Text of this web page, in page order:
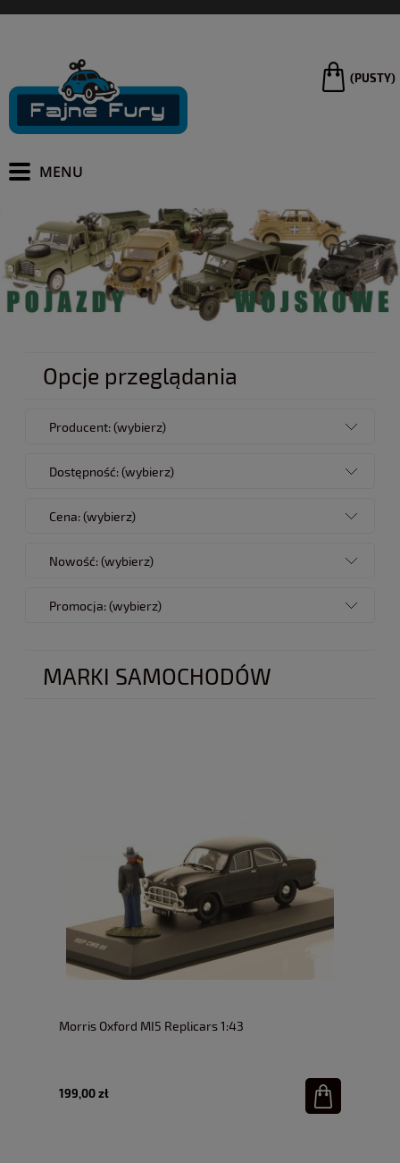
(PUSTY)
Opcje przeglądania
Producent: (wybierz)
Dostępność: (wybierz)
Cena: (wybierz)
Nowość: (wybierz)
Promocja: (wybierz)
MARKI SAMOCHODÓW
Morris Oxford MI5 Replicars 1:43
199,00 zł